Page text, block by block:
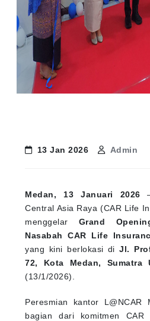
13 Jan 2026 Admin
Medan, 13 Januari 2026
Central Asia Raya (CAR Life
menggelar Grand
Nasabah CAR Life
yang kini berlokasi di
Jl.
72, Kota Medan, Sumatra
(13/1/2026).
Peresmian kantor L@NCAR
bagian dari komitmen CAR